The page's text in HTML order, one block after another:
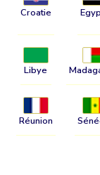
Croatie
Libye
Réunion